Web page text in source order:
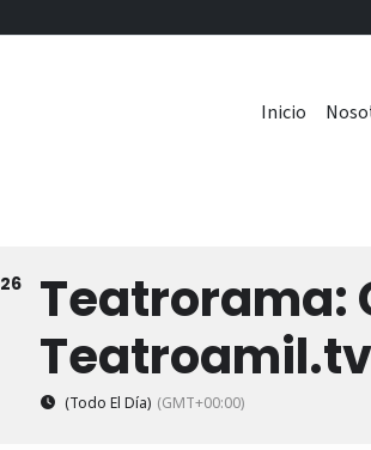
Inicio
26
Teatrorama:
Teatroamil.tv
(Todo El Día) (GMT+00:00)